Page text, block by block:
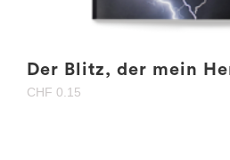
Der Blitz, der mein
CHF 0.15